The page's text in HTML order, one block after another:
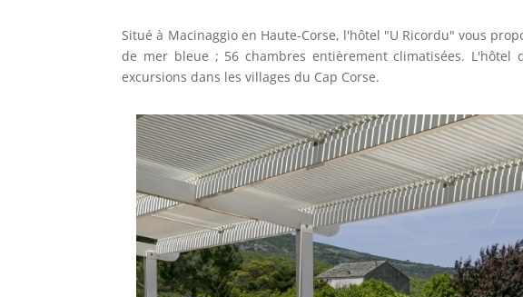
Situé à Macinaggio en Haute-Corse, l'hôtel "U Ricordu" vous
de mer bleue ; 56 chambres entièrement climatisées. L'hôtel
excursions dans les villages du Cap Corse.